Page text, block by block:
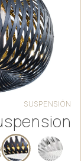
SUSPENSIÓN